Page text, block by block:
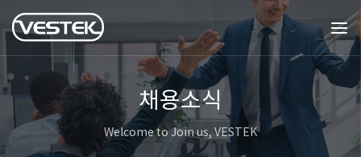
채용소식
Welcome to Join us, VESTEK